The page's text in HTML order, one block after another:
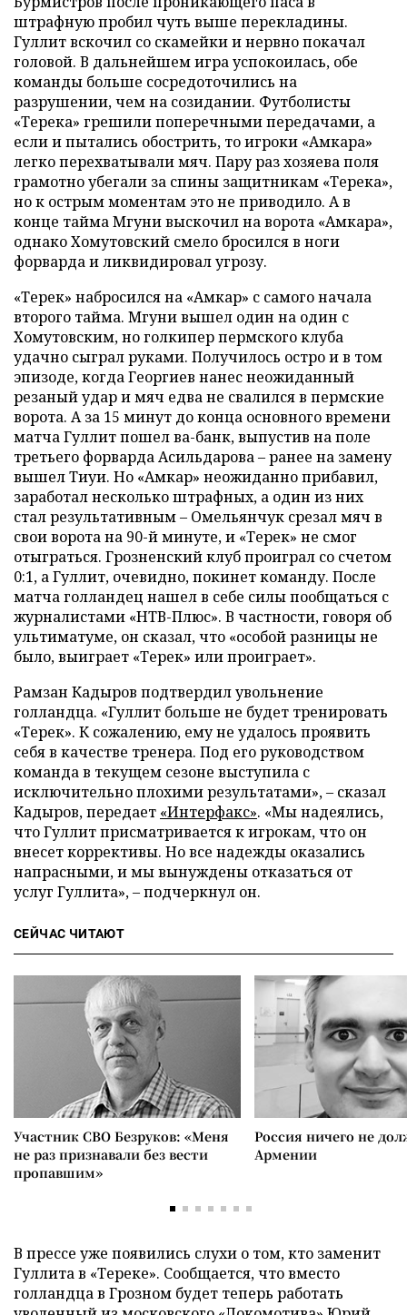
штрафную пробил чуть выше перекладины.
Гуллит вскочил со скамейки и нервно покачал
головой. В дальнейшем игра успокоилась, обе
команды больше сосредоточились на
разрушении, чем на созидании. Футболисты
«Терека» грешили поперечными передачами, а
если и пытались обострить, то игроки «Амкара»
легко перехватывали мяч. Пару раз хозяева поля
грамотно убегали за спины защитникам «Терека»,
но к острым моментам это не приводило. А в
конце тайма Мгуни выскочил на ворота «Амкара»,
однако Хомутовский смело бросился в ноги
форварда и ликвидировал угрозу.
«Терек» набросился на «Амкар» с самого начала
второго тайма. Мгуни вышел один на один с
Хомутовским, но голкипер пермского клуба
удачно сыграл руками. Получилось остро и в том
эпизоде, когда Георгиев нанес неожиданный
резаный удар и мяч едва не свалился в пермские
ворота. А за 15 минут до конца основного времени
матча Гуллит пошел ва-банк, выпустив на поле
третьего форварда Асильдарова – ранее на замену
вышел Тиуи. Но «Амкар» неожиданно прибавил,
заработал несколько штрафных, а один из них
стал результативным – Омельянчук срезал мяч в
свои ворота на 90-й минуте, и «Терек» не смог
отыграться. Грозненский клуб проиграл со счетом
0:1, а Гуллит, очевидно, покинет команду. После
матча голландец нашел в себе силы пообщаться с
журналистами «НТВ-Плюс». В частности, говоря об
ультиматуме, он сказал, что «особой разницы не
было, выиграет «Терек» или проиграет».
Рамзан Кадыров подтвердил увольнение
голландца. «Гуллит больше не будет тренировать
«Терек». К сожалению, ему не удалось проявить
себя в качестве тренера. Под его руководством
команда в текущем сезоне выступила с
исключительно плохими результатами», – сказал
Кадыров, передает «Интерфакс». «Мы надеялись,
что Гуллит присматривается к игрокам, что он
внесет коррективы. Но все надежды оказались
напрасными, и мы вынуждены отказаться от
услуг Гуллита», – подчеркнул он.
СЕЙЧАС ЧИТАЮТ
Участник СВО Безруков: «Меня
не раз признавали без вести
пропавшим»
Россия ничего не
Армении
В прессе уже появились слухи о том, кто заменит
Гуллита в «Тереке». Сообщается, что вместо
голландца в Грозном будет теперь работать